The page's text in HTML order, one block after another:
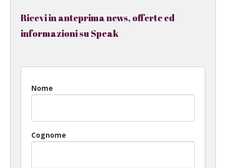
Ricevi in anteprima news, offerte ed
informazioni su Speak
Nome
Cognome